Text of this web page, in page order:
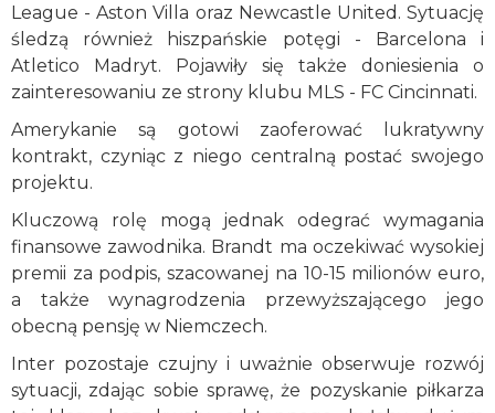
League - Aston Villa oraz Newcastle United. Sytuację
śledzą również hiszpańskie potęgi - Barcelona i
Atletico Madryt. Pojawiły się także doniesienia o
zainteresowaniu ze strony klubu MLS - FC Cincinnati.
Amerykanie są gotowi zaoferować lukratywny
kontrakt, czyniąc z niego centralną postać swojego
projektu.
Kluczową rolę mogą jednak odegrać wymagania
finansowe zawodnika. Brandt ma oczekiwać wysokiej
premii za podpis, szacowanej na 10-15 milionów euro,
a także wynagrodzenia przewyższającego jego
obecną pensję w Niemczech.
Inter pozostaje czujny i uważnie obserwuje rozwój
sytuacji, zdając sobie sprawę, że pozyskanie piłkarza